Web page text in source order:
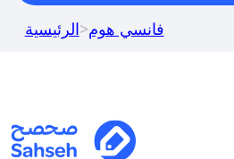
الرئيسية>فانسي هوم